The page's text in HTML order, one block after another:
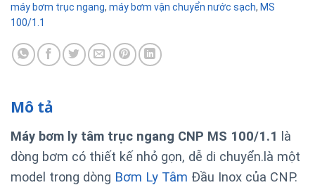
máy bơm trục ngang, máy bơm vận chuyển nước sạch, MS
100/1.1
Mô tả
Máy bơm ly tâm trục ngang CNP MS 100/1.1
là
dòng bơm có thiết kế nhỏ gọn, dễ di chuyển.là một
model trong dòng Bơm Ly Tâm Đầu Inox của CNP.